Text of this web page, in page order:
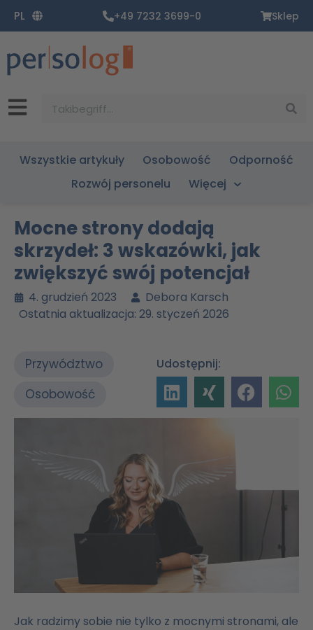
Inhalt
springen
PL +49 7232 3699-0 Sklep
Wszystkie artykuły Osobowość
Odporność
Rozwój personelu
Więcej
Mocne strony dodają
skrzydeł: 3 wskazówki, jak
zwiększyć swój potencjał
4. grudzień 2023
Debora Karsch
Ostatnia aktualizacja: 29. styczeń 2026
Przywództwo
Osobowość
Udostępnij:
Jak radzimy sobie nie tylko z mocnymi stronami, ale